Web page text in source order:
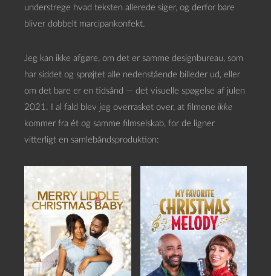
understrege hvad teksten allerede siger, og derfor bare
bliver dobbelt marcipankonfekt.
Jeg kan ikke afgøre, om det er samme designbureau, som
har siddet og sprøjtet alle nedenstående billeder ud, eller
om det bare er en tidsånd — det visuelle spøgelse af julen
2021. I al fald blev jeg overrasket over, at filmene ikke
kommer fra ét og samme filmselskab, for de ligner
vitterligt en samlebåndsproduktion: